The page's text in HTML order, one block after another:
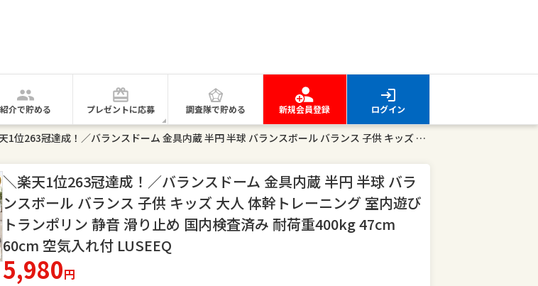
紹介で貯める プレゼントに応募 調査隊で貯める 新規会員登録 ログイン
＼楽天1位263冠達成！／バランスドーム 金具内蔵 半円 半球 バランスボール バランス 子供 キッズ 大人 体幹トレーニング 室内遊び トランポリン 静音 滑り止め 国内検査済み 耐荷重400kg 47cm 60cm 空気入れ付 LUSEEQ
＼楽天1位263冠達成！／バランスドーム 金具内蔵 半円 半球 バラ
ンスボール バランス 子供 キッズ 大人 体幹トレーニング 室内遊び
トランポリン 静音 滑り止め 国内検査済み 耐荷重400kg 47cm
60cm 空気入れ付 LUSEEQ
5,980円